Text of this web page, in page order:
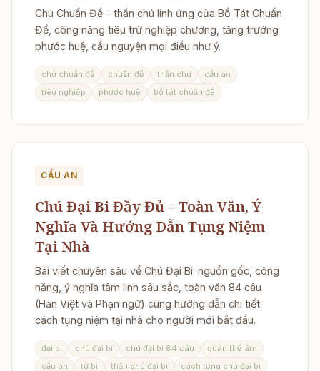
Chú Chuẩn Đề – thần chú linh ứng của Bồ Tát Chuẩn
Đề, công năng tiêu trừ nghiệp chướng, tăng trưởng
phước huệ, cầu nguyện mọi điều như ý.
chú chuẩn đề chuẩn đề thần chú
cầu an
tiêu nghiệp
phước huệ bồ tát chuẩn đề
CẦU AN
Chú Đại Bi Đầy Đủ – Toàn Văn, Ý
Nghĩa Và Hướng Dẫn Tụng Niệm
Tại Nhà
Bài viết chuyên sâu về Chú Đại Bi: nguồn gốc, công
năng, ý nghĩa tâm linh sâu sắc, toàn văn 84 câu
(Hán Việt và Phạn ngữ) cùng hướng dẫn chi tiết
cách tụng niệm tại nhà cho người mới bắt đầu.
đại bi chú đại bi chú đại bi 84 câu
quán thế âm
cầu an
từ bi thần chú đại bi
cách tụng chú đại bi